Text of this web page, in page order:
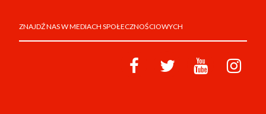
ZNAJDŹ NAS W MEDIACH SPOŁECZNOŚCIOWYCH